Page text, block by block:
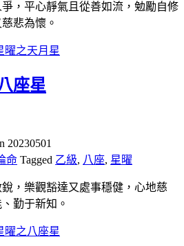
，平心靜氣且從善如流，勉勵自修
悲為懷。
曜之天月星
座星
20230501
命 Tagged 乙級, 八座, 星曜
，樂觀豁達又處事穩健，心地慈
勤于新知。
曜之八座星